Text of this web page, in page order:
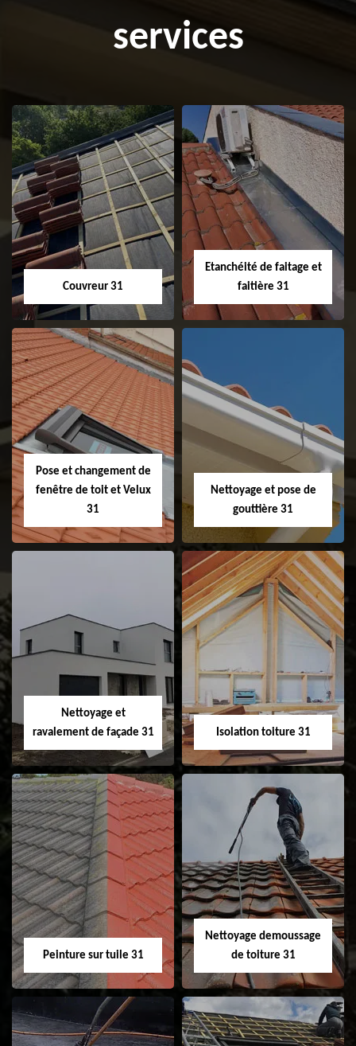
services
Couvreur 31
Couvreur 31
Etanchéité de faitage et
faitière 31
Etanchéité de
faitage et faitière
31
Pose et changement de
fenêtre de toit et Velux
31
Pose et
changement de
fenêtre de toit et
Velux 31
Nettoyage et pose de
gouttière 31
Nettoyage et pose
Nettoyage et
ravalement de façade 31
Nettoyage et
ravalement de
façade 31
Isolation toiture 31
Isolation toiture 31
Peinture sur tuile 31
Nettoyage demoussage
de toiture 31